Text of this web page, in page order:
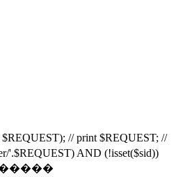
// print $REQUEST; //
AND (!isset($sid))